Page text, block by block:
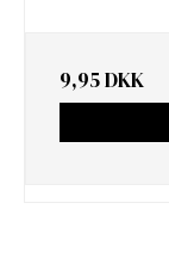
9,95 DKK